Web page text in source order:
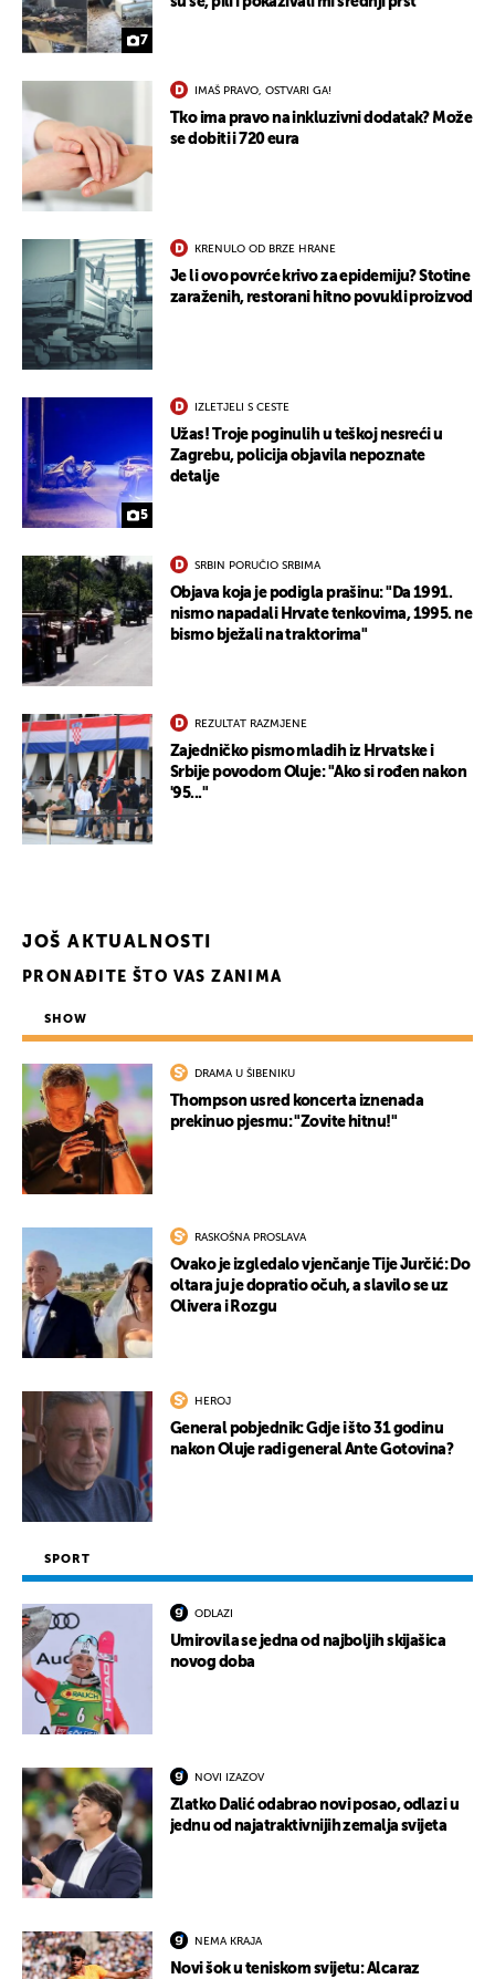
7
IMAŠ PRAVO, OSTVARI GA!
Tko ima pravo na inkluzivni dodatak? Može
se dobiti i 720 eura
KRENULO OD BRZE HRANE
Je li ovo povrće krivo za epidemiju? Stotine
zaraženih, restorani hitno povukli proizvod
5
IZLETJELI S CESTE
Užas! Troje poginulih u teškoj nesreći u
Zagrebu, policija objavila nepoznate
detalje
SRBIN PORUČIO SRBIMA
Objava koja je podigla prašinu: "Da 1991.
nismo napadali Hrvate tenkovima, 1995. ne
bismo bježali na traktorima"
REZULTAT RAZMJENE
Zajedničko pismo mladih iz Hrvatske i
Srbije povodom Oluje: "Ako si rođen nakon
'95..."
JOŠ AKTUALNOSTI
PRONAĐITE ŠTO VAS ZANIMA
SHOW
DRAMA U ŠIBENIKU
Thompson usred koncerta iznenada
prekinuo pjesmu: "Zovite hitnu!"
RASKOŠNA PROSLAVA
Ovako je izgledalo vjenčanje Tije Jurčić: Do
oltara ju je dopratio očuh, a slavilo se uz
Olivera i Rozgu
HEROJ
General pobjednik: Gdje i što 31 godinu
nakon Oluje radi general Ante Gotovina?
SPORT
ODLAZI
Umirovila se jedna od najboljih skijašica
novog doba
NOVI IZAZOV
Zlatko Dalić odabrao novi posao, odlazi u
jednu od najatraktivnijih zemalja svijeta
NEMA KRAJA
Novi šok u teniskom svijetu: Alcaraz
UKLJUČITE NOTIFIKACIJE